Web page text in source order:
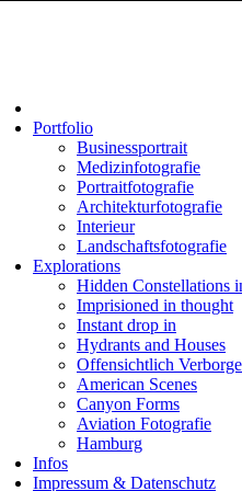
Portfolio
Businessportrait
Medizinfotografie
Portraitfotografie
Architekturfotografie
Interieur
Landschaftsfotografie
Explorations
Hidden Constellations
Imprisioned in thought
Instant drop in
Hydrants and Houses
Offensichtlich
American Scenes
Canyon Forms
Aviation Fotografie
Hamburg
Infos
Impressum & Datenschutz